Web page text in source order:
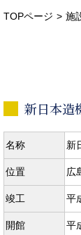
TOPページ 施
新日本造
名称 新
位置 広
竣工 平
開館 平